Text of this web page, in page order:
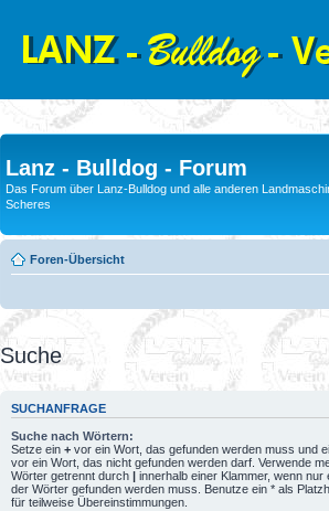
Lanz - Bulldog - Forum
Das Forum über Lanz-Bulldog und alle anderen
Scheres
Foren-Übersicht
Suche
SUCHANFRAGE
Suche nach Wörtern:
Setze ein + vor ein Wort, das gefunden werden muss und
vor ein Wort, das nicht gefunden werden darf. Verwende
Wörter getrennt durch | innerhalb einer Klammer, wenn nur
der Wörter gefunden werden muss. Benutze ein * als
für teilweise Übereinstimmungen.